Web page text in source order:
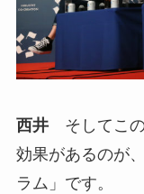
西井そしてこの
効果があるのが
ラム」です。